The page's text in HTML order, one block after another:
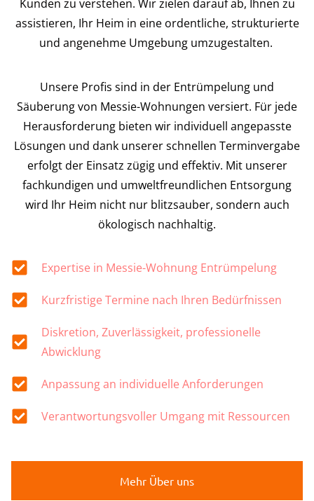
Kunden zu verstehen. Wir zielen darauf ab, Ihnen zu
assistieren, Ihr Heim in eine ordentliche, strukturierte
und angenehme Umgebung umzugestalten.
Unsere Profis sind in der Entrümpelung und
Säuberung von Messie-Wohnungen versiert. Für jede
Herausforderung bieten wir individuell angepasste
Lösungen und dank unserer schnellen Terminvergabe
erfolgt der Einsatz zügig und effektiv. Mit unserer
fachkundigen und umweltfreundlichen Entsorgung
wird Ihr Heim nicht nur blitzsauber, sondern auch
ökologisch nachhaltig.
Expertise in Messie-Wohnung Entrümpelung
Kurzfristige Termine nach Ihren Bedürfnissen
Diskretion, Zuverlässigkeit, professionelle
Abwicklung
Anpassung an individuelle Anforderungen
Verantwortungsvoller Umgang mit Ressourcen
Mehr Über uns